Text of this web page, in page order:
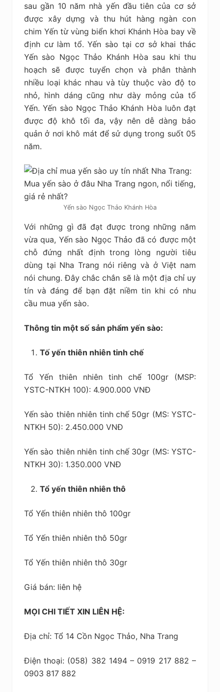
sau gần 10 năm nhà yến đầu tiên của cơ sở
được xây dựng và thu hút hàng ngàn con
chim Yến từ vùng biển khơi Khánh Hòa bay về
định cư làm tổ. Yến sào tại cơ sở khai thác
Yến sào Ngọc Thảo Khánh Hòa sau khi thu
hoạch sẽ được tuyển chọn và phân thành
nhiều loại khác nhau và tùy thuộc vào độ to
nhỏ, hình dáng cũng như dày mỏng của tổ
Yến. Yến sào Ngọc Thảo Khánh Hòa luôn đạt
được độ khô tối đa, vậy nên dễ dàng bảo
quản ở nơi khô mát để sử dụng trong suốt 05
năm.
Yến sào Ngọc Thảo Khánh Hòa
Với những gì đã đạt được trong những năm
vừa qua, Yến sào Ngọc Thảo đã có được một
chỗ đứng nhất định trong lòng người tiêu
dùng tại Nha Trang nói riêng và ở Việt nam
nói chung. Đây chắc chắn sẽ là một địa chỉ uy
tín và đáng để bạn đặt niềm tin khi có nhu
cầu mua yến sào.
Thông tin một số sản phẩm yến sào:
Tố yến thiên nhiên tinh chế
Tổ Yến thiên nhiên tinh chế 100gr (MSP:
YSTC-NTKH 100): 4.900.000 VNĐ
Yến sào thiên nhiên tinh chế 50gr (MS: YSTC-
NTKH 50): 2.450.000 VNĐ
Yến sào thiên nhiên tinh chế 30gr (MS: YSTC-
NTKH 30): 1.350.000 VNĐ
Tổ yến thiên nhiên thô
Tổ Yến thiên nhiên thô 100gr
Tổ Yến thiên nhiên thô 50gr
Tổ Yến thiên nhiên thô 30gr
Giá bán: liên hệ
MỌI CHI TIẾT XIN LIÊN HỆ:
Địa chỉ: Tổ 14 Cồn Ngọc Thảo, Nha Trang
Điện thoại: (058) 382 1494 – 0919 217 882 –
0903 817 882